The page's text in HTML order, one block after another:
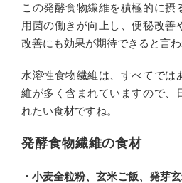
この発酵食物繊維を積極的に摂
用菌の働きが向上し、便秘改善
改善にも効果が期待できると言わ
水溶性食物繊維は、すべてでは
維が多く含まれていますので、
れたい食材ですね。
発酵食物繊維の食材
・小麦全粒粉、玄米ご飯、発芽